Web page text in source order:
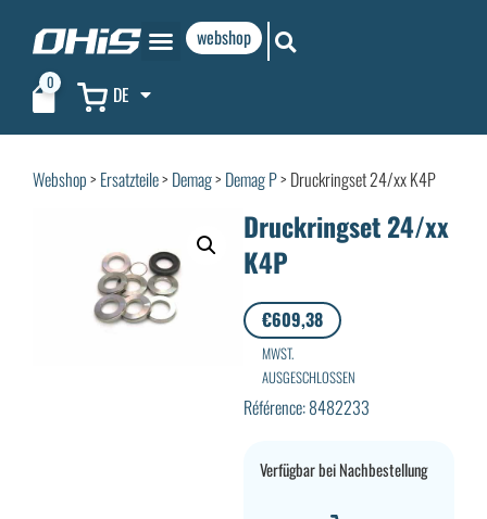
webshop
0 DE
Webshop> Ersatzteile> Demag> Demag P> Druckringset 24/xx K4P
Druckringset 24/xx
K4P
€609,38
MWST.
AUSGESCHLOSSEN
Référence: 8482233
Verfügbar bei Nachbestellung